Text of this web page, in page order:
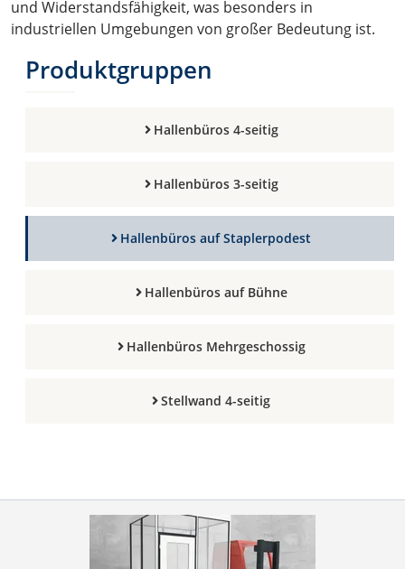
und Widerstandsfähigkeit, was besonders in
industriellen Umgebungen von großer Bedeutung ist.
Produktgruppen
Hallenbüros 4-seitig
Hallenbüros 3-seitig
Hallenbüros auf Staplerpodest
Hallenbüros auf Bühne
Hallenbüros Mehrgeschossig
Stellwand 4-seitig